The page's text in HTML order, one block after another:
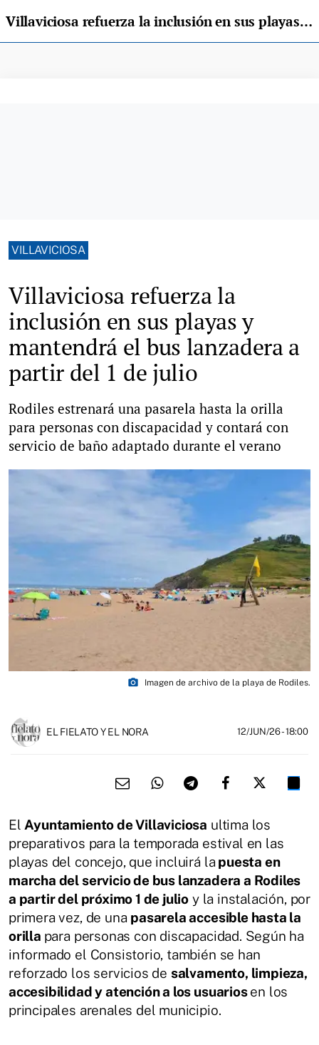
Villaviciosa refuerza la inclusión en sus playas y mantendrá el bus lanzadera a partir del 1 de julio
VILLAVICIOSA
Villaviciosa refuerza la
inclusión en sus playas y
mantendrá el bus lanzadera a
partir del 1 de julio
Rodiles estrenará una pasarela hasta la orilla
para personas con discapacidad y contará con
servicio de baño adaptado durante el verano
photo_camera Imagen de archivo de la playa de Rodiles.
EL FIELATO Y EL NORA 12/JUN/26- 18:00
El Ayuntamiento de Villaviciosa ultima los
preparativos para la temporada estival en las
playas del concejo, que incluirá la puesta en
marcha del servicio de bus lanzadera a Rodiles
a partir del próximo 1 de julio y la instalación, por
primera vez, de una pasarela accesible hasta la
orilla para personas con discapacidad. Según ha
informado el Consistorio, también se han
reforzado los servicios de salvamento, limpieza,
accesibilidad y atención a los usuariosen los
principales arenales del municipio.